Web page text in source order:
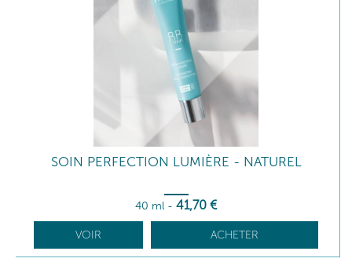
SOIN PERFECTION LUMIÈRE - NATUREL
40 ml - 41,70 €
VOIR ACHETER